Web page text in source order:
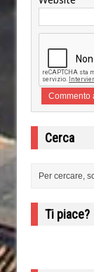
Cerca
Ti piace?